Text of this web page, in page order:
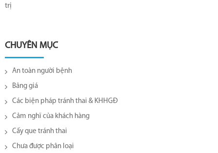
trị
CHUYÊN MỤC
An toàn người bệnh
Bảng giá
Các biện pháp tránh thai & KHHGĐ
Cảm nghĩ của khách hàng
Cấy que tránh thai
Chưa được phân loại